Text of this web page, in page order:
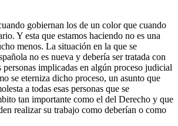
gobiernan los de un color que cuando
Y esta que estamos haciendo no es una
menos. La situación en la que se
no es nueva y debería ser tratada con
personas implicadas en algún proceso judicial
se eterniza dicho proceso, un asunto que
a todas esas personas que se
tan importante como el del Derecho y que
realizar su trabajo como deberían o como